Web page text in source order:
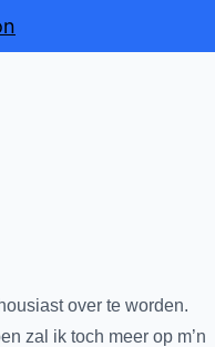
over te worden.
zal ik toch meer op m’n